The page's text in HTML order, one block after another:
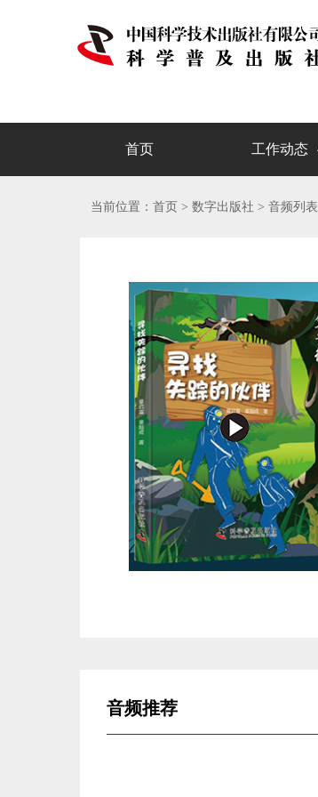
首页 工作动态
当前位置： 首页 > 数字出版社 > 音频列表
音频推荐